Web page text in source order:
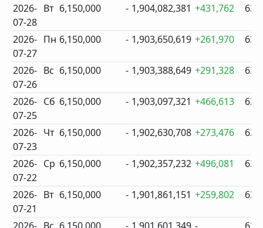
2026-
07-28
Вт 6,150,000 - 1,904,082,381 +431,762 633
2026-
07-27
Пн 6,150,000 - 1,903,650,619 +261,970 632
2026-
07-26
Вс 6,150,000 - 1,903,388,649 +291,328 632
2026-
07-25
Сб 6,150,000 - 1,903,097,321 +466,613 632
2026-
07-23
Чт 6,150,000 - 1,902,630,708 +273,476 632
2026-
07-22
Ср 6,150,000 - 1,902,357,232 +496,081 631
2026-
07-21
Вт 6,150,000 - 1,901,861,151 +259,802 631